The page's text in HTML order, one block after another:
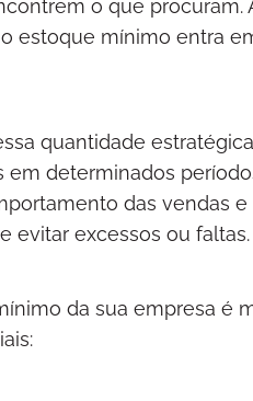
o que procuram.
estoque mínimo entra
quantidade
em determinados
das vendas
evitar excessos ou
da sua empresa é